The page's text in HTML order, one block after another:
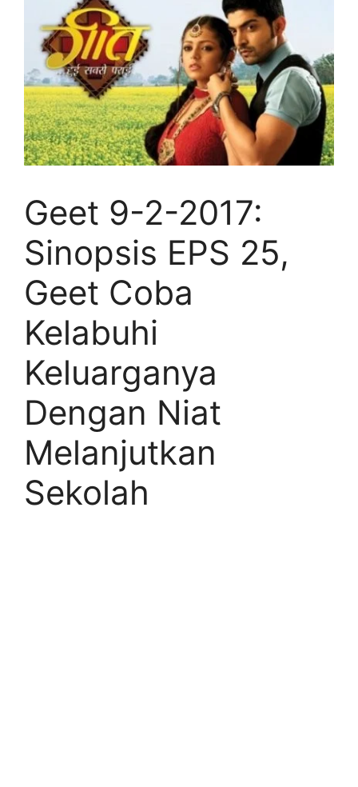
Geet 9-2-2017:
Sinopsis EPS 25,
Geet Coba
Kelabuhi
Keluarganya
Dengan Niat
Melanjutkan
Sekolah